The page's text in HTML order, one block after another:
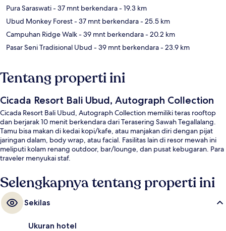
Pura Saraswati- 37 mnt berkendara- 19.3 km
Ubud Monkey Forest- 37 mnt berkendara- 25.5 km
Campuhan Ridge Walk- 39 mnt berkendara- 20.2 km
Pasar Seni Tradisional Ubud - 39 mnt berkendara- 23.9 km
Tentang properti ini
Cicada Resort Bali Ubud, Autograph Collection
Cicada Resort Bali Ubud, Autograph Collection memiliki teras rooftop
dan berjarak 10 menit berkendara dari Terasering Sawah Tegallalang.
Tamu bisa makan di kedai kopi/kafe, atau manjakan diri dengan pijat
jaringan dalam, body wrap, atau facial. Fasilitas lain di resor mewah ini
meliputi kolam renang outdoor, bar/lounge, dan pusat kebugaran. Para
traveler menyukai staf.
Selengkapnya tentang properti ini
Sekilas
Ukuran hotel